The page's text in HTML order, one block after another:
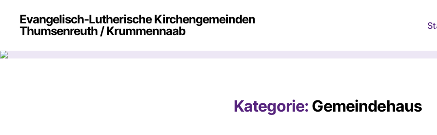
Evangelisch-Lutherische Kirchengemeinden
Thumsenreuth / Krummennaab
Kategorie: Gemeindehaus